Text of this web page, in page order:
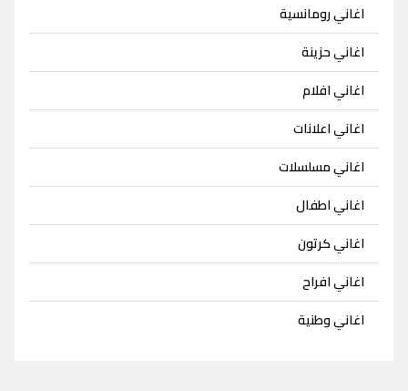
اغاني رومانسية
اغاني حزينة
اغاني افلام
اغاني اعلانات
اغاني مسلسلات
اغاني اطفال
اغاني كرتون
اغاني افراح
اغاني وطنية